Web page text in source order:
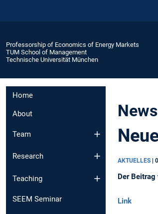
Professorship of Economics of Energy Markets
TUM School of Management
Technische Universität München
Home
About
Team
Research
Teaching
SEEM Seminar
News
AKTUELLES |
Der
Link